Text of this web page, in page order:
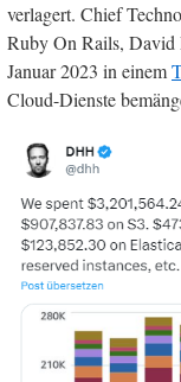
verlagert. Chief
Ruby On Rails, David
Januar 2023 in einem
Cloud-Dienste